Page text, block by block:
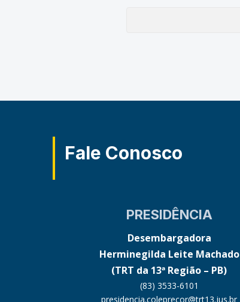
Fale Conosco
PRESIDÊNCIA
Desembargadora
Herminegilda Leite Machado
(TRT da 13ª Região – PB)
(83) 3533-6101
presidencia.coleprecor@trt13.jus.br